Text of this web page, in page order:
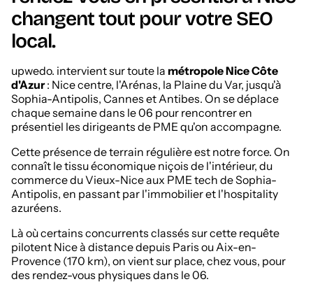
changent tout pour votre SEO
local.
upwedo. intervient sur toute la métropole Nice Côte
d'Azur: Nice centre, l'Arénas, la Plaine du Var, jusqu'à
Sophia-Antipolis, Cannes et Antibes. On se déplace
chaque semaine dans le 06 pour rencontrer en
présentiel les dirigeants de PME qu'on accompagne.
Cette présence de terrain régulière est notre force. On
connaît le tissu économique niçois de l'intérieur, du
commerce du Vieux-Nice aux PME tech de Sophia-
Antipolis, en passant par l'immobilier et l'hospitality
azuréens.
Là où certains concurrents classés sur cette requête
pilotent Nice à distance depuis Paris ou Aix-en-
Provence (170 km), on vient sur place, chez vous, pour
des rendez-vous physiques dans le 06.